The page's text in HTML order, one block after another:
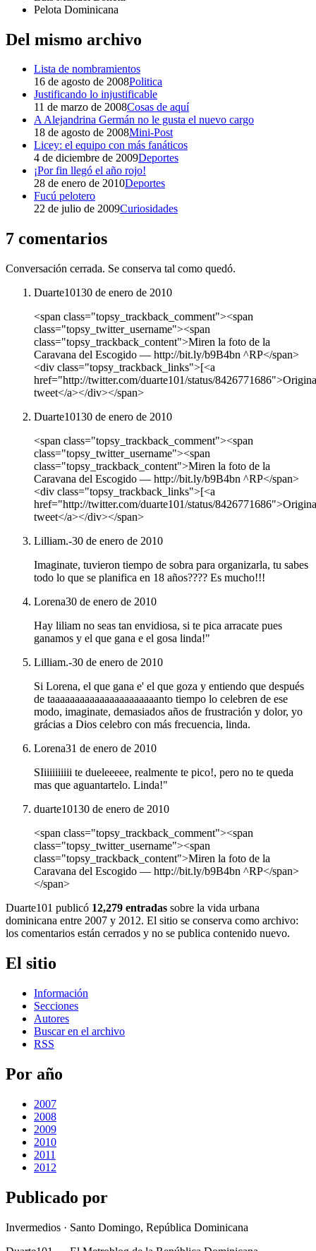
Pelota Dominicana
Del mismo archivo
Lista de nombramientos
16 de agosto de 2008Politica
Justificando lo injustificable
11 de marzo de 2008Cosas de aquí
A Alejandrina Germán no le gusta el nuevo cargo
18 de agosto de 2008Mini-Post
Licey: el equipo con más fanáticos
4 de diciembre de 2009Deportes
¡Por fin llegó el año rojo!
28 de enero de 2010Deportes
Fucú pelotero
22 de julio de 2009Curiosidades
7 comentarios
Conversación cerrada. Se conserva tal como quedó.
Duarte10130 de enero de 2010
<span class="topsy_trackback_comment"><span
class="topsy_twitter_username"><span
class="topsy_trackback_content">Miren la foto de la
Caravana del Escogido — http://bit.ly/b9B4bn ^RP</span>
<div class="topsy_trackback_links">[<a
href="http://twitter.com/duarte101/status/
tweet</a></div></span>
Duarte10130 de enero de 2010
<span class="topsy_trackback_comment"><span
class="topsy_twitter_username"><span
class="topsy_trackback_content">Miren la foto de la
Caravana del Escogido — http://bit.ly/b9B4bn ^RP</span>
<div class="topsy_trackback_links">[<a
href="http://twitter.com/duarte101/status/
tweet</a></div></span>
Lilliam.-30 de enero de 2010
Imaginate, tuvieron tiempo de sobra para organizarla, tu sabes
todo lo que se planifica en 18 años???? Es mucho!!!
Lorena30 de enero de 2010
Hay liliam no seas tan envidiosa, si te pica arracate pues
ganamos y el que gana e el gosa linda!"
Lilliam.-30 de enero de 2010
Si Lorena, el que gana e' el que goza y entiendo que después
de taaaaaaaaaaaaaaaaaaaaaanto tiempo lo celebren de ese
modo, imaginate, demasiados años de frustración y dolor, yo
grácias a Dios celebro con más frecuencia, linda.
Lorena31 de enero de 2010
SIiiiiiiiiii te dueleeeee, realmente te pico!, pero no te queda
mas que aguantartelo. Linda!"
duarte10130 de enero de 2010
<span class="topsy_trackback_comment"><span
class="topsy_twitter_username"><span
class="topsy_trackback_content">Miren la foto de la
Caravana del Escogido — http://bit.ly/b9B4bn ^RP</span>
</span>
Duarte101 publicó 12,279 entradas sobre la vida urbana
dominicana entre 2007 y 2012. El sitio se conserva como archivo:
los comentarios están cerrados y no se publica contenido nuevo.
El sitio
Información
Secciones
Autores
Buscar en el archivo
RSS
Por año
2007
2008
2009
2010
2011
2012
Publicado por
Invermedios · Santo Domingo, República Dominicana